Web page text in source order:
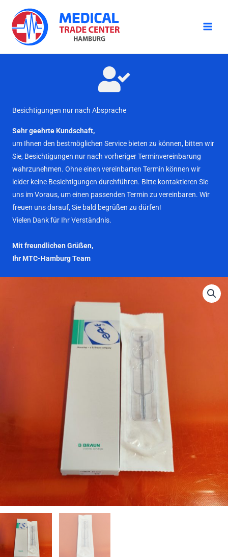
Inhalt
springen
Besichtigungen nur nach Absprache
Sehr geehrte Kundschaft,
um Ihnen den bestmöglichen Service bieten zu können, bitten wir
Sie, Besichtigungen nur nach vorheriger Terminvereinbarung
wahrzunehmen. Ohne einen vereinbarten Termin können wir
leider keine Besichtigungen durchführen. Bitte kontaktieren Sie
uns im Voraus, um einen passenden Termin zu vereinbaren. Wir
freuen uns darauf, Sie bald begrüßen zu dürfen!
Vielen Dank für Ihr Verständnis.
Mit freundlichen Grüßen,
Ihr MTC-Hamburg Team